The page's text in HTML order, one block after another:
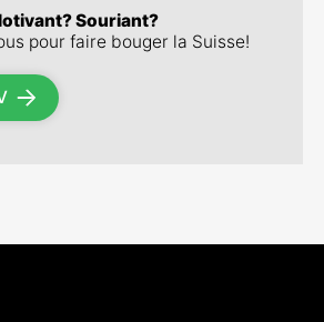
Souriant?
pour faire bouger la Suisse!